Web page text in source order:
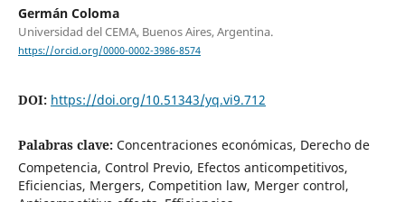
Germán Coloma
Universidad del CEMA, Buenos Aires, Argentina.
https://orcid.org/0000-0002-3986-8574
DOI: https://doi.org/10.51343/yq.vi9.712
Palabras clave: Concentraciones económicas, Derecho de
Competencia, Control Previo, Efectos anticompetitivos,
Eficiencias, Mergers, Competition law, Merger control,